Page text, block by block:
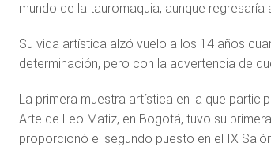
mundo de la tauromaquia, aunque regresaría
Su vida artística alzó vuelo a los 14 años
determinación, pero con la advertencia de
La primera muestra artística en la que
Arte de Leo Matiz, en Bogotá, tuvo su
proporcionó el segundo puesto en el IX